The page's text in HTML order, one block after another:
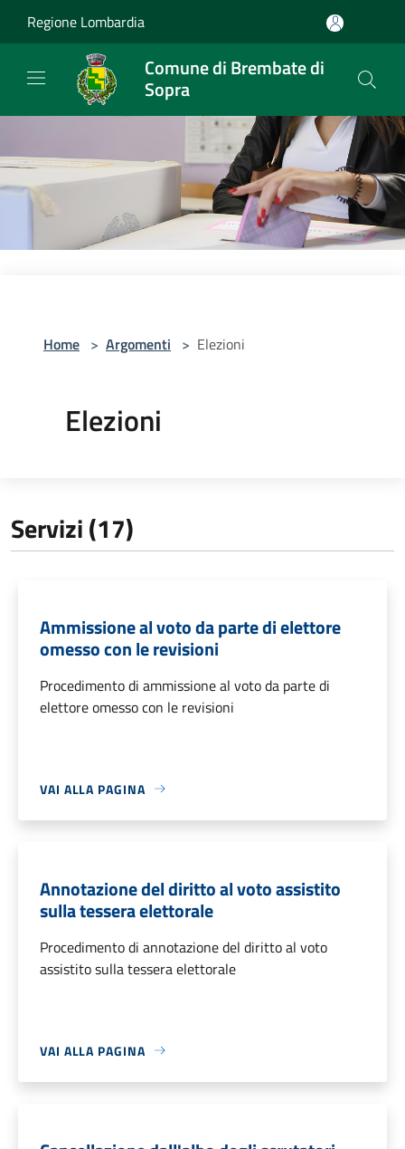
Regione Lombardia
Comune di Brembate di
Sopra
Home > Argomenti > Elezioni
Elezioni
Servizi (17)
Ammissione al voto da parte di elettore
omesso con le revisioni
Procedimento di ammissione al voto da parte di
elettore omesso con le revisioni
VAI ALLA PAGINA
Annotazione del diritto al voto assistito
sulla tessera elettorale
Procedimento di annotazione del diritto al voto
assistito sulla tessera elettorale
VAI ALLA PAGINA